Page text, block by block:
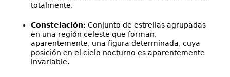
totalmente.
Constelación: Conjunto de estrellas agrupadas
en una región celeste que forman,
aparentemente, una figura determinada, cuya
posición en el cielo nocturno es aparentemente
invariable.